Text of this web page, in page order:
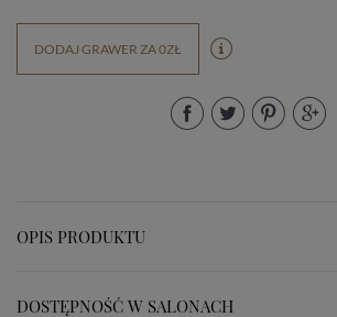
DODAJ GRAWER ZA 0ZŁ
OPIS PRODUKTU
DOSTĘPNOŚĆ W SALONACH